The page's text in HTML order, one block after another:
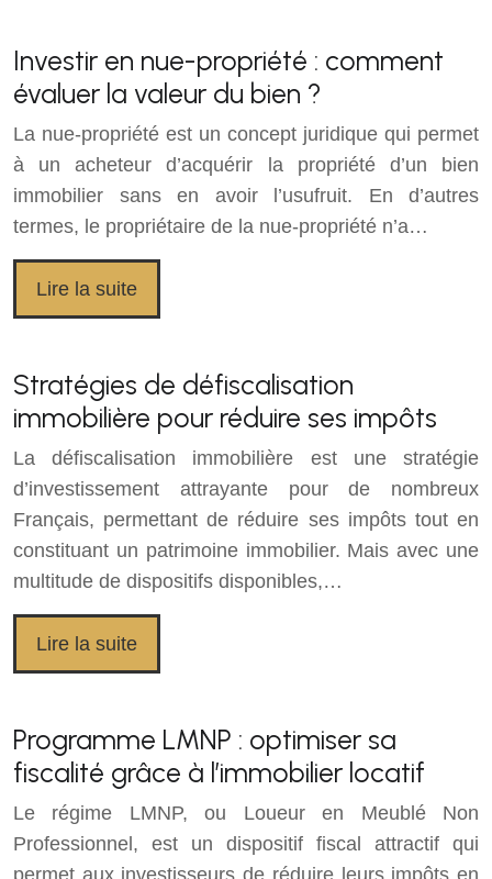
Investir en nue-propriété : comment
évaluer la valeur du bien ?
La nue-propriété est un concept juridique qui permet
à un acheteur d’acquérir la propriété d’un bien
immobilier sans en avoir l’usufruit. En d’autres
termes, le propriétaire de la nue-propriété n’a…
Lire la suite
Stratégies de défiscalisation
immobilière pour réduire ses impôts
La défiscalisation immobilière est une stratégie
d’investissement attrayante pour de nombreux
Français, permettant de réduire ses impôts tout en
constituant un patrimoine immobilier. Mais avec une
multitude de dispositifs disponibles,…
Lire la suite
Programme LMNP : optimiser sa
fiscalité grâce à l’immobilier locatif
Le régime LMNP, ou Loueur en Meublé Non
Professionnel, est un dispositif fiscal attractif qui
permet aux investisseurs de réduire leurs impôts en